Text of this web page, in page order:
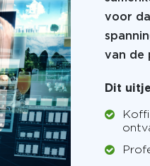
voor
van de
Dit